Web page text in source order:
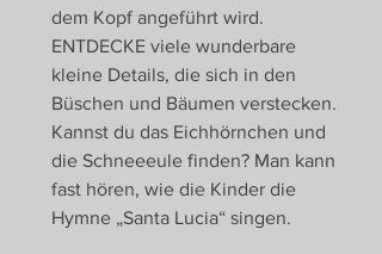
dem Kopf angeführt wird.
ENTDECKE viele wunderbare
kleine Details, die sich in den
Büschen und Bäumen verstecken.
Kannst du das Eichhörnchen und
die Schneeeule finden? Man kann
fast hören, wie die Kinder die
Hymne „Santa Lucia“ singen.